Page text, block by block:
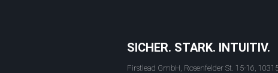
SICHER. STARK. INTUITIV.
Firstlead GmbH, Rosenfelder St. 15-16,